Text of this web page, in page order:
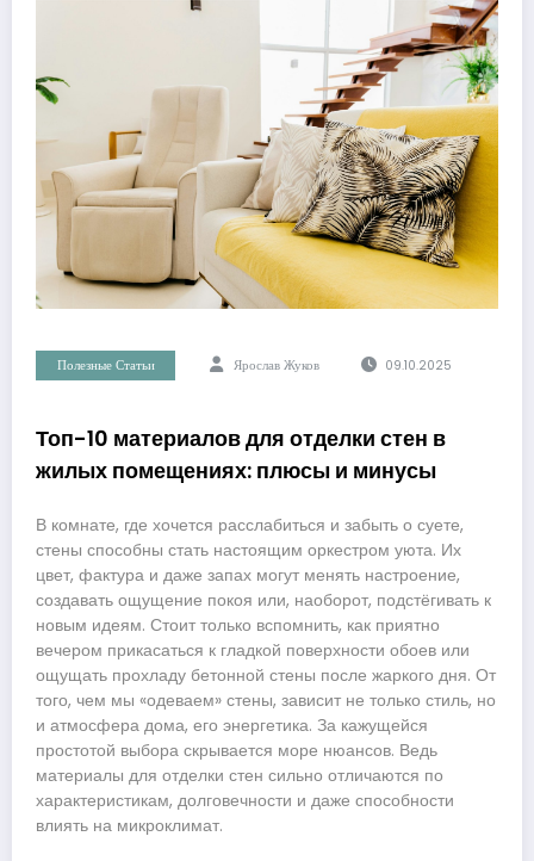
Полезные Статьи Ярослав Жуков 09.10.2025
Топ-10 материалов для отделки стен в
жилых помещениях: плюсы и минусы
В комнате, где хочется расслабиться и забыть о суете,
стены способны стать настоящим оркестром уюта. Их
цвет, фактура и даже запах могут менять настроение,
создавать ощущение покоя или, наоборот, подстёгивать к
новым идеям. Стоит только вспомнить, как приятно
вечером прикасаться к гладкой поверхности обоев или
ощущать прохладу бетонной стены после жаркого дня. От
того, чем мы «одеваем» стены, зависит не только стиль, но
и атмосфера дома, его энергетика. За кажущейся
простотой выбора скрывается море нюансов. Ведь
материалы для отделки стен сильно отличаются по
характеристикам, долговечности и даже способности
влиять на микроклимат.